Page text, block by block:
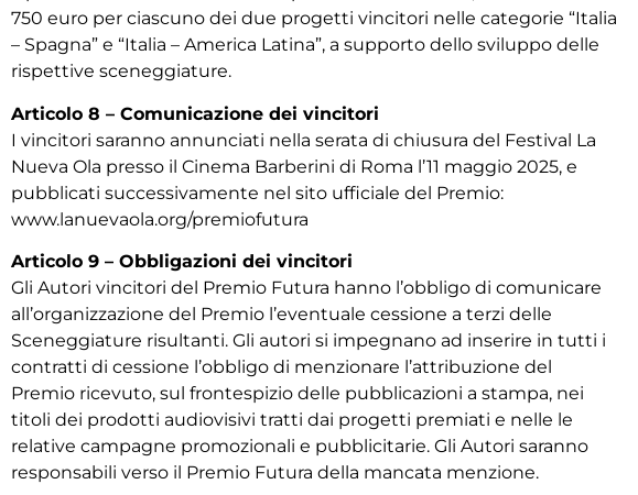
750 euro per ciascuno dei due progetti vincitori nelle categorie “Italia
– Spagna” e “Italia – America Latina”, a supporto dello sviluppo delle
rispettive sceneggiature.
Articolo 8 – Comunicazione dei vincitori
I vincitori saranno annunciati nella serata di chiusura del Festival La
Nueva Ola presso il Cinema Barberini di Roma l’11 maggio 2025, e
pubblicati successivamente nel sito ufficiale del Premio:
www.lanuevaola.org/premiofutura
Articolo 9 – Obbligazioni dei vincitori
Gli Autori vincitori del Premio Futura hanno l’obbligo di comunicare
all’organizzazione del Premio l’eventuale cessione a terzi delle
Sceneggiature risultanti. Gli autori si impegnano ad inserire in tutti i
contratti di cessione l’obbligo di menzionare l’attribuzione del
Premio ricevuto, sul frontespizio delle pubblicazioni a stampa, nei
titoli dei prodotti audiovisivi tratti dai progetti premiati e nelle le
relative campagne promozionali e pubblicitarie. Gli Autori saranno
responsabili verso il Premio Futura della mancata menzione.